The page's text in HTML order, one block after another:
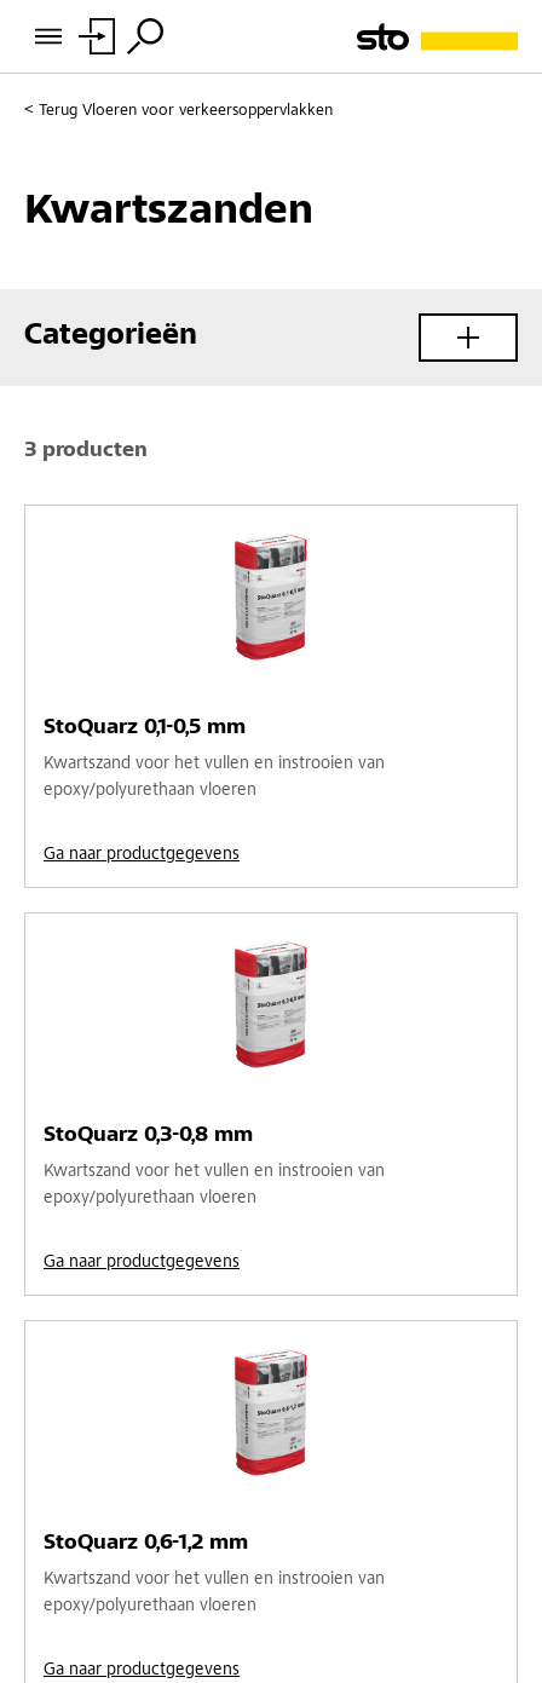
Terug Vloeren voor verkeersoppervlakken
Kwartszanden
Categorieën
3 producten
StoQuarz 0,1-0,5 mm
Kwartszand voor het vullen en instrooien van
epoxy/polyurethaan vloeren
Ga naar productgegevens
StoQuarz 0,3-0,8 mm
Kwartszand voor het vullen en instrooien van
epoxy/polyurethaan vloeren
Ga naar productgegevens
StoQuarz 0,6-1,2 mm
Kwartszand voor het vullen en instrooien van
epoxy/polyurethaan vloeren
Ga naar productgegevens